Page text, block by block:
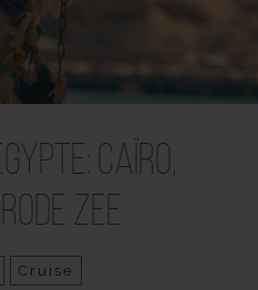
Caïro,
Zee
Cruise